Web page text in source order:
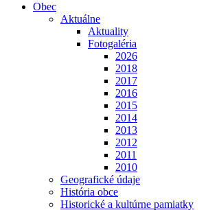
Obec
Aktuálne
Aktuality
Fotogaléria
2026
2018
2017
2016
2015
2014
2013
2012
2011
2010
Geografické údaje
História obce
Historické a kultúrne pamiatky